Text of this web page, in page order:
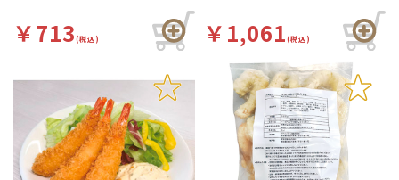
￥713(税込) ￥1,061(税込)